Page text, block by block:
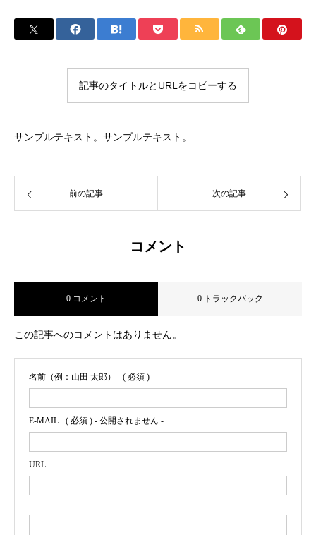
記事のタイトルとURLをコピーする
サンプルテキスト。サンプルテキスト。
前の記事 次の記事
コメント
0 コメント 0 トラックバック
この記事へのコメントはありません。
名前（例：山田 太郎） ( 必須 )
E-MAIL ( 必須 ) - 公開されません -
URL